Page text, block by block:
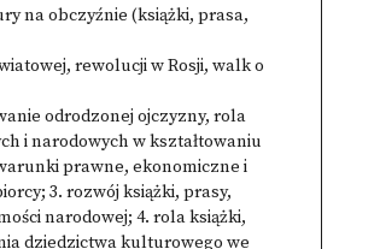
na obczyźnie (książki, prasa,
rewolucji w Rosji, walk o
odrodzonej ojczyzny, rola
i narodowych w kształtowaniu
prawne, ekonomiczne i
3. rozwój książki, prasy,
narodowej; 4. rola książki,
dziedzictwa kulturowego we